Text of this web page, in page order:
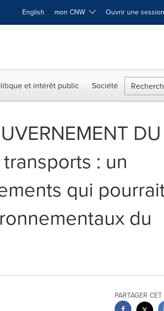
English mon CNW Ouvrir une session
et intérêt public Société
DU
: un
qui
du
PARTAGER